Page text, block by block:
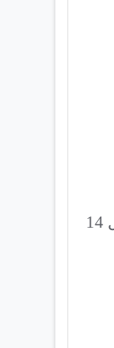
اصفهان در فضایی معادل 14